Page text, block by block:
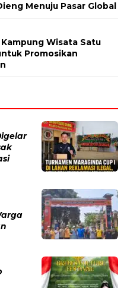
Menuju Pasar Global
Kampung Wisata Satu
Promosikan